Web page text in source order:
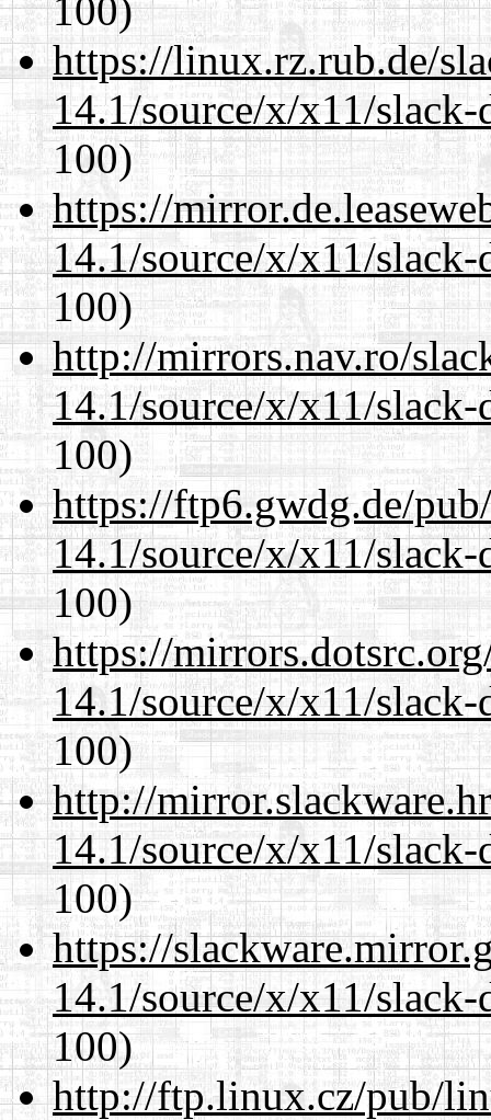
100)
https://linux.rz.rub.de/
14.1/source/x/x11/
100)
https://
14.1/source/x/x11/
100)
http://mirrors.nav.ro/
14.1/source/x/x11/
100)
https://ftp6.gwdg.de/
14.1/source/x/x11/
100)
https://
14.1/source/x/x11/
100)
http://
14.1/source/x/x11/
100)
https://
14.1/source/x/x11/
100)
http://ftp.linux.cz/pub/